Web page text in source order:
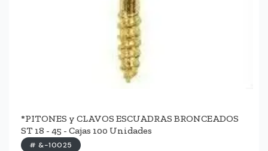
*PITONES y CLAVOS ESCUADRAS BRONCEADOS
ST 18 - 45 - Cajas 100 Unidades
# &-10025